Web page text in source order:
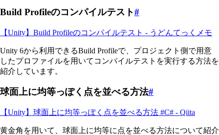
Build Profileのコンパイルテスト#
【Unity】Build Profileのコンパイルテスト - うどんてっくメモ
Unity 6から利用できるBuild Profileで、プロジェクト側で用意
したプロファイルを用いてコンパイルテストを実行する方法を
紹介しています。
球面上に均等っぽく点を並べる方法#
【Unity】球面上に均等っぽく点を並べる方法 #C# - Qiita
黄金角を用いて、球面上に均等に点を並べる方法について紹介